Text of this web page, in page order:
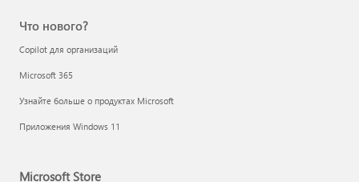
Что нового?
Copilot для организаций
Microsoft 365
Узнайте больше о продуктах Microsoft
Приложения Windows 11
Microsoft Store